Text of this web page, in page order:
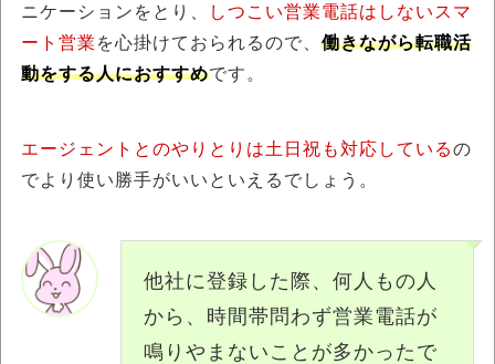
ニケーションをとり、
しつこい営業電話はしないスマ
ート営業 を心掛けておられるので、 働きながら転職活
動をする人におすすめです。
エージェントとのやりとりは土日祝も対応しているの
でより使い勝手がいいといえるでしょう。
他社に登録した際、何人もの人
から、時間帯問わず営業電話が
鳴りやまないことが多かったで